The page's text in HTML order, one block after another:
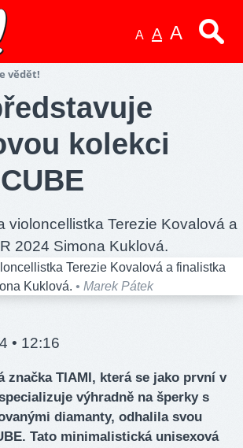
A A A
vědět!
kolekci
Terezie Kovalová a finalistka
Kuklová. • Marek Pátek
• 12:16
značka TIAMI, která se jako první v
výhradně na šperky s
diamanty, odhalila svou
Tato minimalistická unisexová